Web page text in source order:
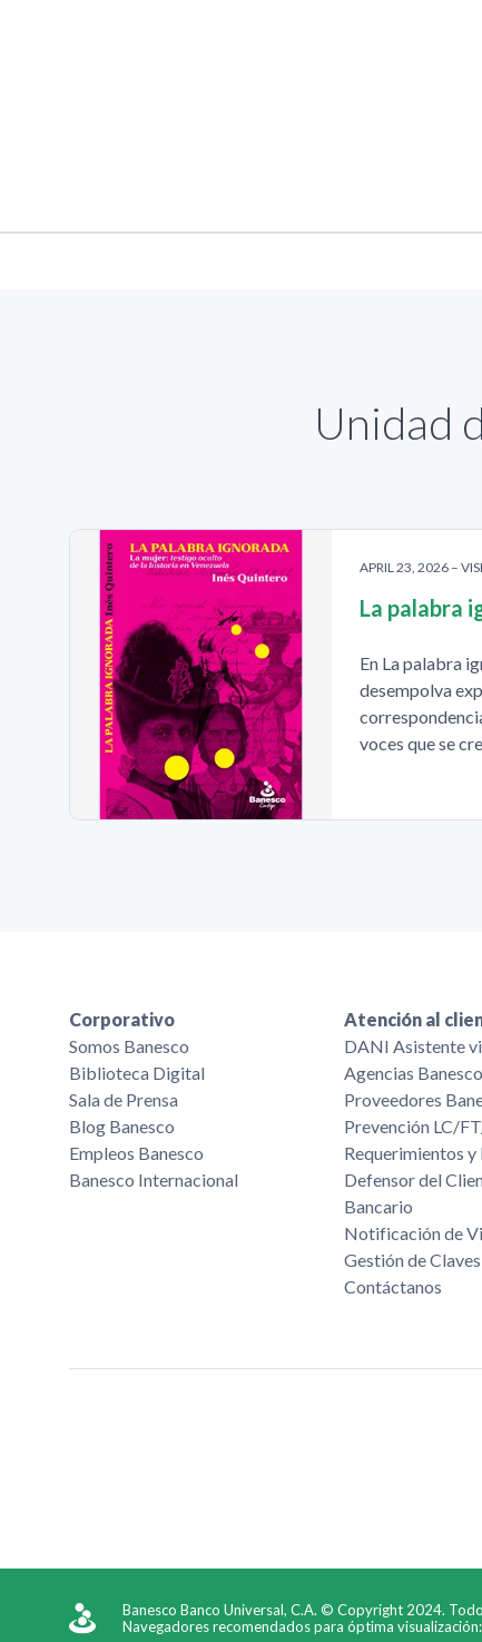
Unidad
APRIL 23, 2026 –
La palabra
En La palabra
desempolva
voces que se
Corporativo
Somos Banesco
Biblioteca Digital
Sala de Prensa
Blog Banesco
Empleos Banesco
Banesco Internacional
Atención al
DANI Asistente
Agencias Banesco
Proveedores
Prevención LC/
Requerimientos y
Defensor del
Bancario
Notificación de
Gestión de Claves
Contáctanos
Banesco Banco Universal, C.A. © Copyright 2024.
Navegadores recomendados para óptima